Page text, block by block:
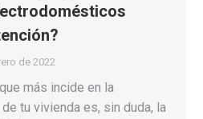
de 2022
más incide en la
tu vivienda es, sin duda, la